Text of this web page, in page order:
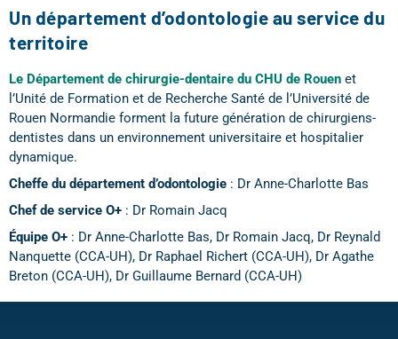
Un département d’odontologie au service du
territoire
Le Département de chirurgie-dentaire du CHU de Rouen et
l’Unité de Formation et de Recherche Santé de l’Université de
Rouen Normandie forment la future génération de chirurgiens-
dentistes dans un environnement universitaire et hospitalier
dynamique.
Cheffe du département d’odontologie : Dr Anne-Charlotte Bas
Chef de service O+ : Dr Romain Jacq
Équipe O+ : Dr Anne-Charlotte Bas, Dr Romain Jacq, Dr Reynald
Nanquette (CCA-UH), Dr Raphael Richert (CCA-UH), Dr Agathe
Breton (CCA-UH), Dr Guillaume Bernard (CCA-UH)